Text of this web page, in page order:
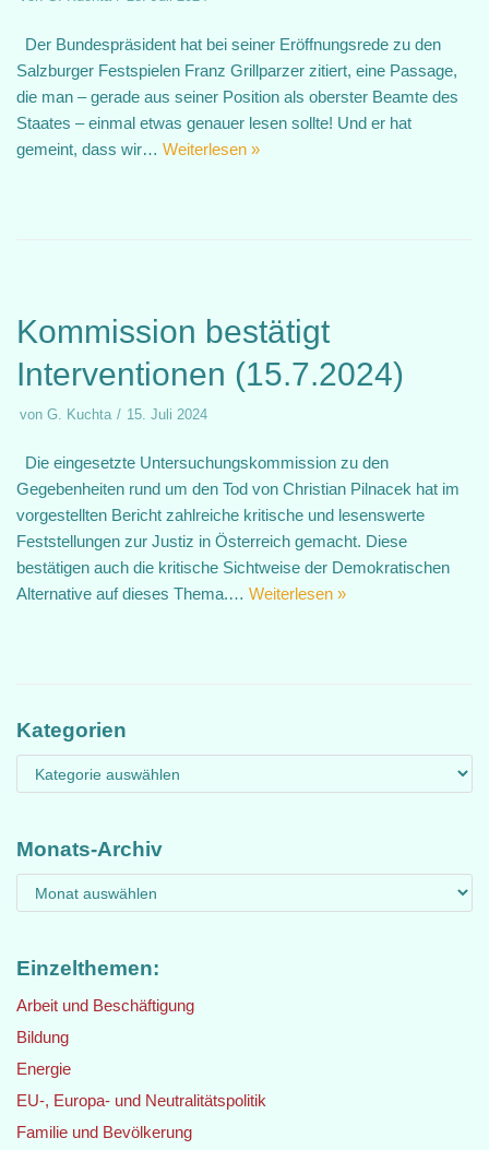
Der Bundespräsident hat bei seiner Eröffnungsrede zu den
Salzburger Festspielen Franz Grillparzer zitiert, eine Passage,
die man – gerade aus seiner Position als oberster Beamte des
Staates – einmal etwas genauer lesen sollte! Und er hat
gemeint, dass wir… Weiterlesen »
Kommission bestätigt
Interventionen (15.7.2024)
von G. Kuchta 15. Juli 2024
Die eingesetzte Untersuchungskommission zu den
Gegebenheiten rund um den Tod von Christian Pilnacek hat im
vorgestellten Bericht zahlreiche kritische und lesenswerte
Feststellungen zur Justiz in Österreich gemacht. Diese
bestätigen auch die kritische Sichtweise der Demokratischen
Alternative auf dieses Thema.… Weiterlesen »
Kategorien
Monats-Archiv
Einzelthemen:
Arbeit und Beschäftigung
Bildung
Energie
EU-, Europa- und Neutralitätspolitik
Familie und Bevölkerung